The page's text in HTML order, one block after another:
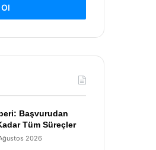
Ol
Başvurudan
Tüm Süreçler
2026